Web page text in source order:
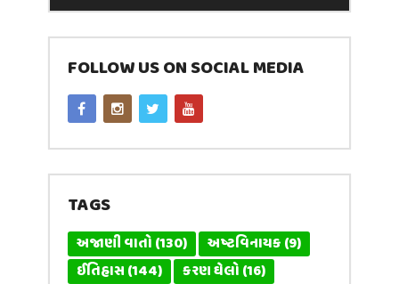
FOLLOW US ON SOCIAL MEDIA
TAGS
અજાણી વાતો(130) અષ્ટવિનાયક(9)
ઈતિહાસ(144) કરણ ઘેલો(16)